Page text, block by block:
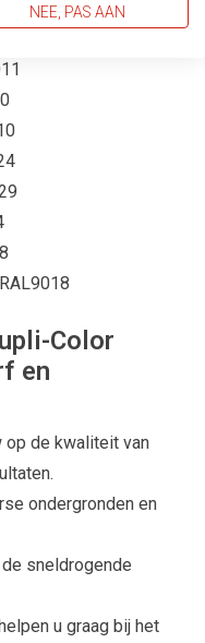
Color
en
op de kwaliteit van
ondergronden en
sneldrogende
u graag bij het
NEE, PAS AAN